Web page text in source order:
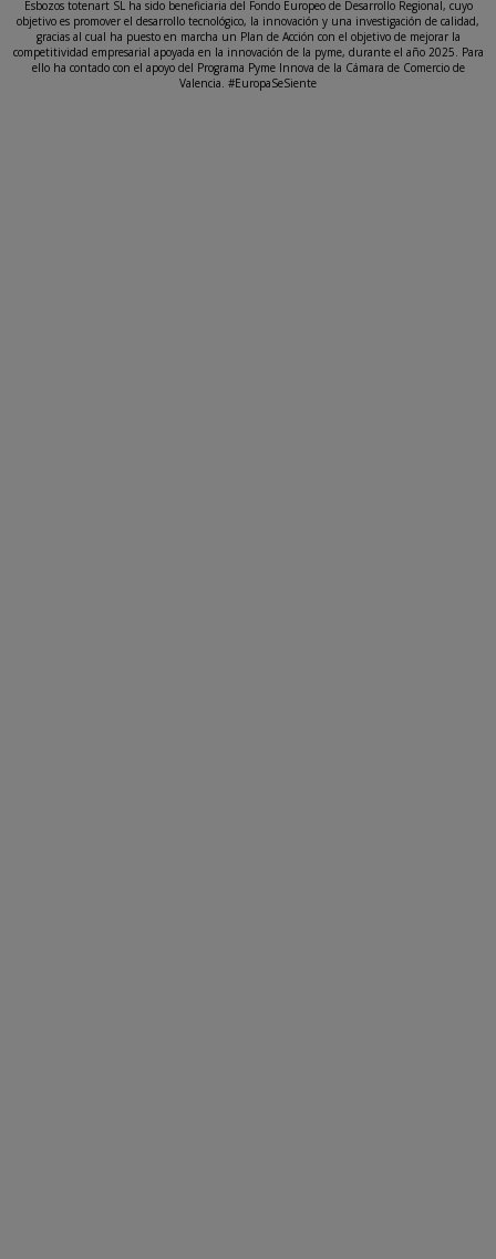
Esbozos totenart SL ha sido beneficiaria del Fondo Europeo de Desarrollo Regional, cuyo
objetivo es promover el desarrollo tecnológico, la innovación y una investigación de calidad,
gracias al cual ha puesto en marcha un Plan de Acción con el objetivo de mejorar la
competitividad empresarial apoyada en la innovación de la pyme, durante el año 2025. Para
ello ha contado con el apoyo del Programa Pyme Innova de la Cámara de Comercio de
Valencia. #EuropaSeSiente